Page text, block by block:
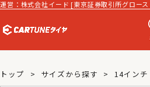
運営：株式会社イード [東京証券取引所グロー
トップ サイズから探す 14インチ